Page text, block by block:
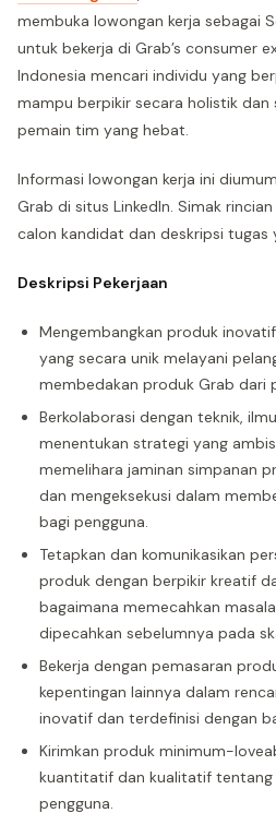
membuka lowongan kerja sebagai
untuk bekerja di Grab’s consumer
Indonesia mencari individu yang
mampu berpikir secara holistik
pemain tim yang hebat.
Informasi lowongan kerja ini
Grab di situs LinkedIn. Simak
calon kandidat dan deskripsi tugas
Deskripsi Pekerjaan
Mengembangkan produk
yang secara unik melayani
membedakan produk Grab dari
Berkolaborasi dengan teknik,
menentukan strategi yang
memelihara jaminan simpanan
dan mengeksekusi dalam
bagi pengguna.
Tetapkan dan komunikasikan
produk dengan berpikir kreatif
bagaimana memecahkan
dipecahkan sebelumnya pada
Bekerja dengan pemasaran
kepentingan lainnya dalam
inovatif dan terdefinisi dengan
Kirimkan produk minimum-
kuantitatif dan kualitatif tentang
pengguna.